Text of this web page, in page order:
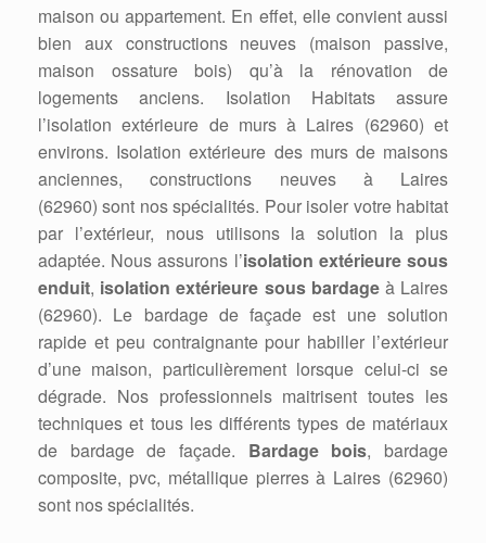
maison ou appartement. En effet, elle convient aussi
bien aux constructions neuves (maison passive,
maison ossature bois) qu’à la rénovation de
logements anciens. Isolation Habitats assure
l’isolation extérieure de murs à Laires (62960) et
environs. Isolation extérieure des murs de maisons
anciennes, constructions neuves à Laires
(62960) sont nos spécialités. Pour isoler votre habitat
par l’extérieur, nous utilisons la solution la plus
adaptée. Nous assurons l’isolation extérieure sous
enduit, isolation extérieure sous bardageà Laires
(62960). Le bardage de façade est une solution
rapide et peu contraignante pour habiller l’extérieur
d’une maison, particulièrement lorsque celui-ci se
dégrade. Nos professionnels maitrisent toutes les
techniques et tous les différents types de matériaux
de bardage de façade. Bardage bois, bardage
composite, pvc, métallique pierres à Laires (62960)
sont nos spécialités.